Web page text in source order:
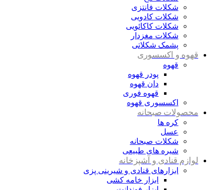
شکلات فانتزی
شکلات کادویی
شکلات کاکائویی
شکلات مغزدار
پشمک شکلاتی
قهوه و اکسسوری
قهوه
پودر قهوه
دان قهوه
قهوه فوری
اکسسوری قهوه
محصولات صبحانه
کره ها
عسل
شکلات صبحانه
شیره های طبیعی
لوازم قنادی و آشپزخانه
ابزارهای قنادی و شیرینی پزی
ابزار خامه کشی